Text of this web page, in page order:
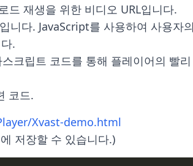
.
코드.
Xvast-demo.html
저장할 수 있습니다.)